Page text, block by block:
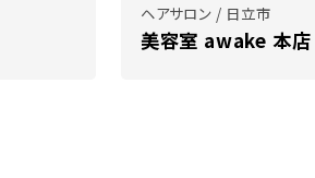
ヘアサロン / 日立市
美容室 awake 本店